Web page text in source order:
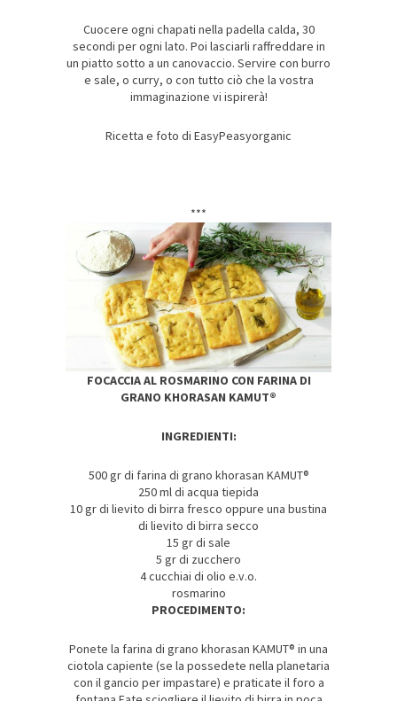
Cuocere ogni chapati nella padella calda, 30
secondi per ogni lato. Poi lasciarli raffreddare in
un piatto sotto a un canovaccio. Servire con burro
e sale, o curry, o con tutto ciò che la vostra
immaginazione vi ispirerà!
Ricetta e foto di EasyPeasyorganic
***
FOCACCIA AL ROSMARINO CON FARINA DI
GRANO KHORASAN KAMUT®
INGREDIENTI:
500 gr di farina di grano khorasan KAMUT®
250 ml di acqua tiepida
10 gr di lievito di birra fresco oppure una bustina
di lievito di birra secco
15 gr di sale
5 gr di zucchero
4 cucchiai di olio e.v.o.
rosmarino
PROCEDIMENTO:
Ponete la farina di grano khorasan KAMUT® in una
ciotola capiente (se la possedete nella planetaria
con il gancio per impastare) e praticate il foro a